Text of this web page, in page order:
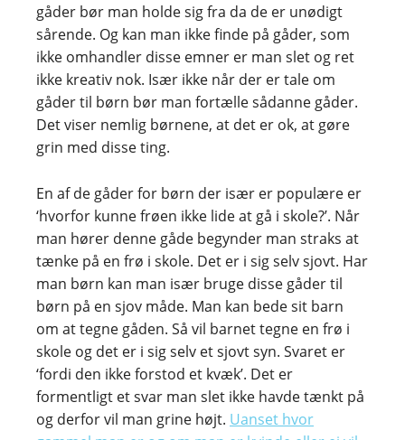
gåder bør man holde sig fra da de er unødigt
sårende. Og kan man ikke finde på gåder, som
ikke omhandler disse emner er man slet og ret
ikke kreativ nok. Især ikke når der er tale om
gåder til børn bør man fortælle sådanne gåder.
Det viser nemlig børnene, at det er ok, at gøre
grin med disse ting.
En af de gåder for børn der især er populære er
‘hvorfor kunne frøen ikke lide at gå i skole?’. Når
man hører denne gåde begynder man straks at
tænke på en frø i skole. Det er i sig selv sjovt. Har
man børn kan man især bruge disse gåder til
børn på en sjov måde. Man kan bede sit barn
om at tegne gåden. Så vil barnet tegne en frø i
skole og det er i sig selv et sjovt syn. Svaret er
‘fordi den ikke forstod et kvæk’. Det er
formentligt et svar man slet ikke havde tænkt på
og derfor vil man grine højt. Uanset hvor